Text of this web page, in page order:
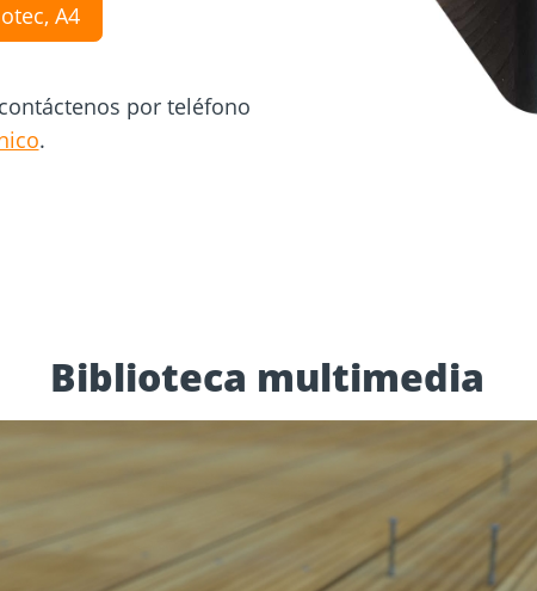
A4
por teléfono
.
Biblioteca multimedia